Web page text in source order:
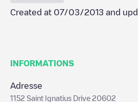
Created at 07/03/2013 and
INFORMATIONS
Adresse
1152 Saint Ignatius Drive 20602